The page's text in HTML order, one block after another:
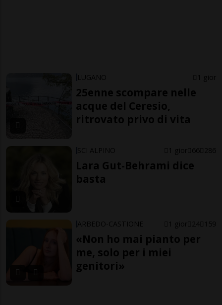
LUGANO 1 gior
25enne scompare nelle
acque del Ceresio,
ritrovato privo di vita
SCI ALPINO 1 gior 66 286
Lara Gut-Behrami dice
basta
ARBEDO-CASTIONE 1 gior 24 159
«Non ho mai pianto per
me, solo per i miei
genitori»